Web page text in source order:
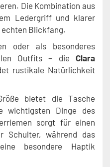
Die Kombination aus
Ledergriff und klarer
echten Blickfang.
oder als besonderes
Outfits – die Clara
rustikale Natürlichkeit
bietet die Tasche
wichtigsten Dinge des
sorgt für einen
Schulter, während das
besondere Haptik